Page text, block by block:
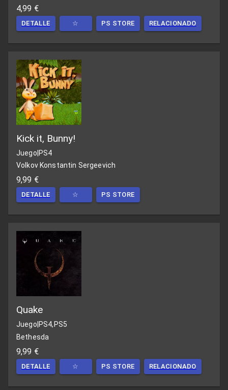
4,99 €
DETALLE ☆ PS STORE RELACIONADO
Kick it, Bunny!
Juego|PS4
Volkov Konstantin Sergeevich
9,99 €
DETALLE ☆ PS STORE
Quake
Juego PS4,PS5
Bethesda
9,99 €
DETALLE ☆ PS STORE RELACIONADO